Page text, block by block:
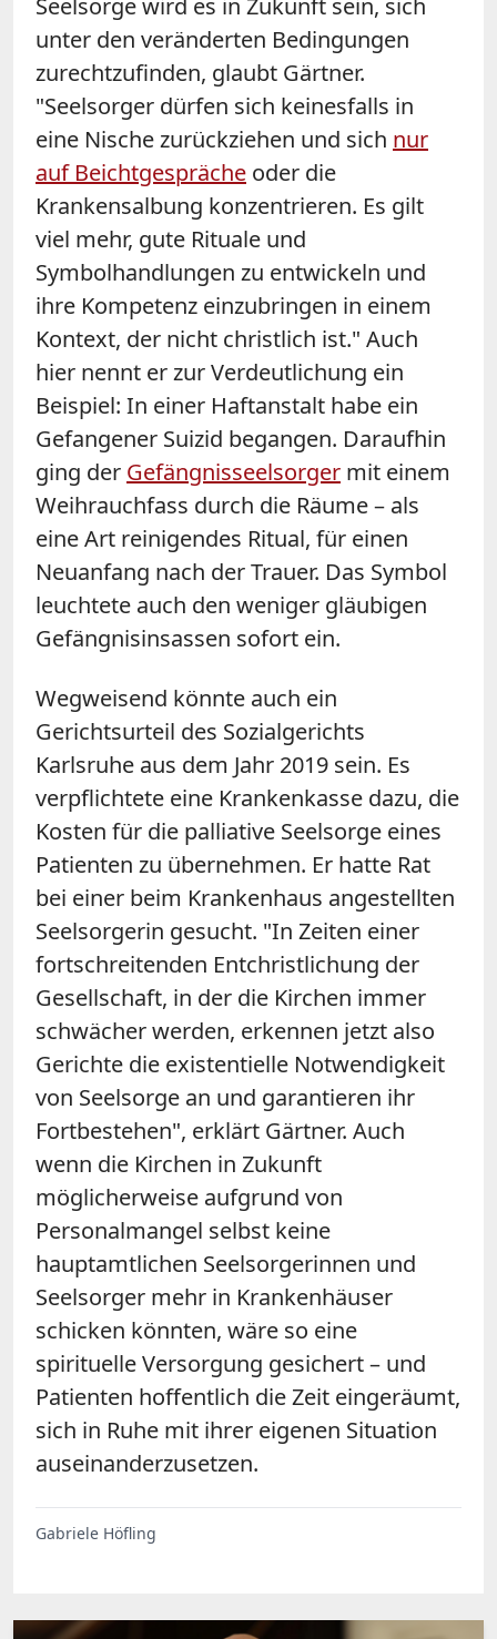
unter den veränderten Bedingungen
zurechtzufinden, glaubt Gärtner.
"Seelsorger dürfen sich keinesfalls in
eine Nische zurückziehen und sich nur
auf Beichtgespräche oder die
Krankensalbung konzentrieren. Es gilt
viel mehr, gute Rituale und
Symbolhandlungen zu entwickeln und
ihre Kompetenz einzubringen in einem
Kontext, der nicht christlich ist." Auch
hier nennt er zur Verdeutlichung ein
Beispiel: In einer Haftanstalt habe ein
Gefangener Suizid begangen. Daraufhin
ging der Gefängnisseelsorger mit einem
Weihrauchfass durch die Räume – als
eine Art reinigendes Ritual, für einen
Neuanfang nach der Trauer. Das Symbol
leuchtete auch den weniger gläubigen
Gefängnisinsassen sofort ein.
Wegweisend könnte auch ein
Gerichtsurteil des Sozialgerichts
Karlsruhe aus dem Jahr 2019 sein. Es
verpflichtete eine Krankenkasse dazu, die
Kosten für die palliative Seelsorge eines
Patienten zu übernehmen. Er hatte Rat
bei einer beim Krankenhaus angestellten
Seelsorgerin gesucht. "In Zeiten einer
fortschreitenden Entchristlichung der
Gesellschaft, in der die Kirchen immer
schwächer werden, erkennen jetzt also
Gerichte die existentielle Notwendigkeit
von Seelsorge an und garantieren ihr
Fortbestehen", erklärt Gärtner. Auch
wenn die Kirchen in Zukunft
möglicherweise aufgrund von
Personalmangel selbst keine
hauptamtlichen Seelsorgerinnen und
Seelsorger mehr in Krankenhäuser
schicken könnten, wäre so eine
spirituelle Versorgung gesichert – und
Patienten hoffentlich die Zeit eingeräumt,
sich in Ruhe mit ihrer eigenen Situation
auseinanderzusetzen.
Gabriele Höfling